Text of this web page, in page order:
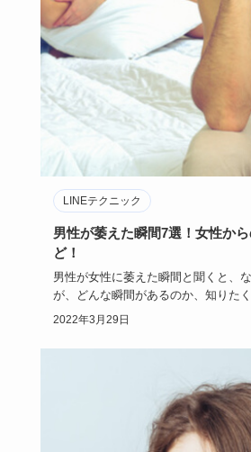
LINEテクニック
男性が萎えた瞬間7選！女性か
ど！
男性が女性に萎えた瞬間と聞くと、
が、どんな瞬間があるのか、知りた
「男性ってこういう…
2022年3月29日